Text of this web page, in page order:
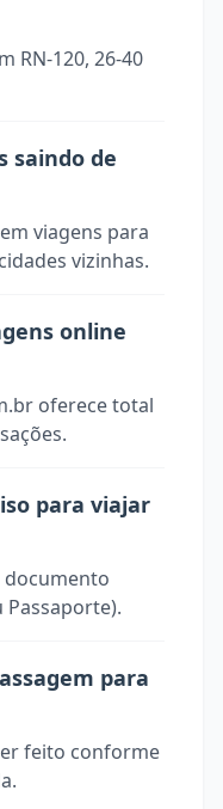
RN-120, 26-40
saindo de
viagens para
vizinhas.
online
oferece total
para viajar
documento
Passaporte).
para
feito conforme